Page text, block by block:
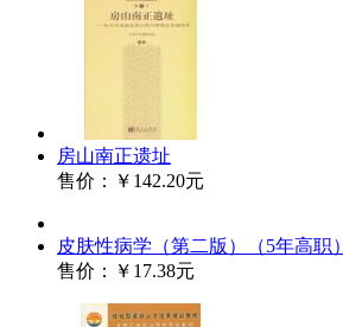
房山南正遗址
售价：
￥142.20元
皮肤性病学（第二版）（5年高职）
售价：
￥17.38元